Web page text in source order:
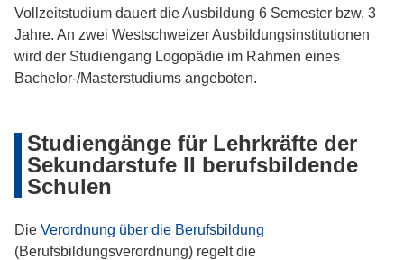
Vollzeitstudium dauert die Ausbildung 6 Semester bzw. 3
Jahre. An zwei Westschweizer Ausbildungsinstitutionen
wird der Studiengang Logopädie im Rahmen eines
Bachelor-/Masterstudiums angeboten.
Studiengänge für Lehrkräfte der
Sekundarstufe II berufsbildende
Schulen
Die Verordnung über die Berufsbildung
(Berufsbildungsverordnung) regelt die